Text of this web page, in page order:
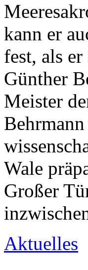
kann er
fest, als
Günther
Meister
Wale
Großer
Aktuelles